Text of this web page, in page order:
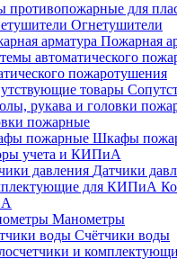
для
Огнетушители
Пожарная
пожаротушения
пожарные
Шкафы
учета и КИПиА
Датчики
Манометры
Счётчики воды